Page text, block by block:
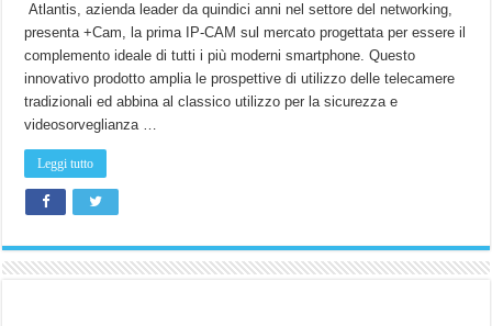
Atlantis, azienda leader da quindici anni nel settore del networking,
presenta +Cam, la prima IP-CAM sul mercato progettata per essere il
complemento ideale di tutti i più moderni smartphone. Questo
innovativo prodotto amplia le prospettive di utilizzo delle telecamere
tradizionali ed abbina al classico utilizzo per la sicurezza e
videosorveglianza …
Leggi tutto